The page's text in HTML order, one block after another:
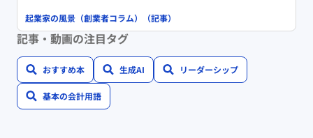
起業家の風景（創業者コラム）（記事）
記事・動画の注目タグ
おすすめ本 生成AI リーダーシップ
基本の会計用語